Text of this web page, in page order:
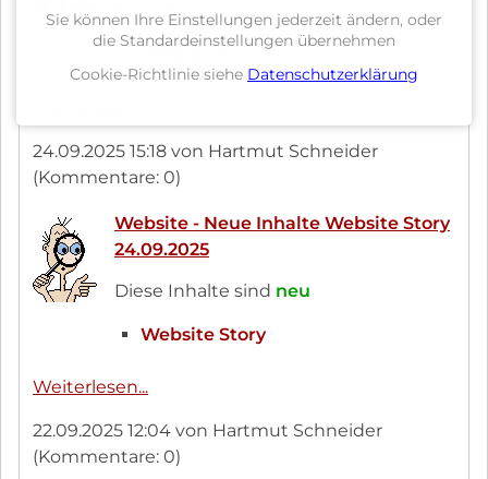
Diese Inhalte sind neu
- 42.OWA 2017
-
Neue
Inhalte
OWA
Archiv
28.09.2025
24.09.2025 15:18 von Hartmut Schneider
(Kommentare: 0)
Website - Neue Inhalte Website Story
24.09.2025
Diese Inhalte sind neu
Website Story
Weiterlesen...Website
Neue
Inhalte
22.09.2025 12:04 von Hartmut Schneider
(Kommentare: 0)
Sie können Ihre Einstellungen jederzeit ändern, oder
die Standardeinstellungen übernehmen
Cookie-Richtlinie siehe Datenschutzerklärung